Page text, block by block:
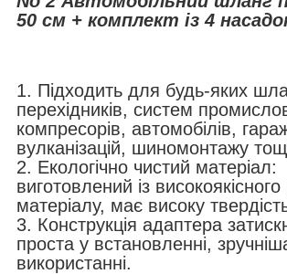
50 см + комплект із 4
1. Підходить для будь-яких
перехідників, систем
компресорів, автомобілів,
вулканізацій, шиномонтажу
2. Екологічно чистий матеріал:
виготовлений із
матеріалу, має високу
3. Конструкція адаптера
проста у встановленні,
використанні.